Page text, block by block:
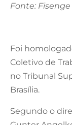
Fonte: Fisenge
Foi
Coletivo de
no Tribunal
Brasília.
Segundo o